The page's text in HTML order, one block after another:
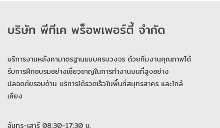
บริษัท พีทีเค พร็อพเพอร์ตี้ จำกัด
บริการงานหลังคามาตรฐานแบบครบวงจร ด้วยทีมงานคุณภาพได้
รับการฝึกอบรมอย่างเชี่ยวชาญในการทำงานบนที่สูงอย่าง
ปลอดภัยรอบด้าน บริการได้รวดเร็วในพื้นที่สมุทรสาคร และใกล้
เคียง
จันทร-เสาร์ 08:30-17:30 น.